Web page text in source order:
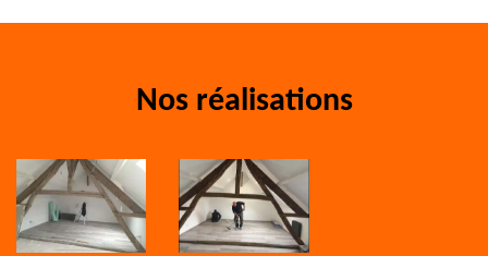
Nos réalisations